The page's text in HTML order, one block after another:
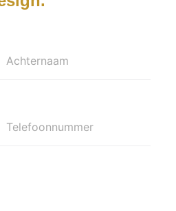
Achternaam
Telefoonnummer